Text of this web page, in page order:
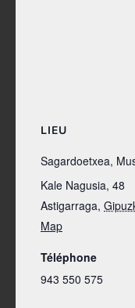
LIEU
Sagardoetxea,
Kale Nagusia, 48
Astigarraga,
Map
Téléphone
943 550 575